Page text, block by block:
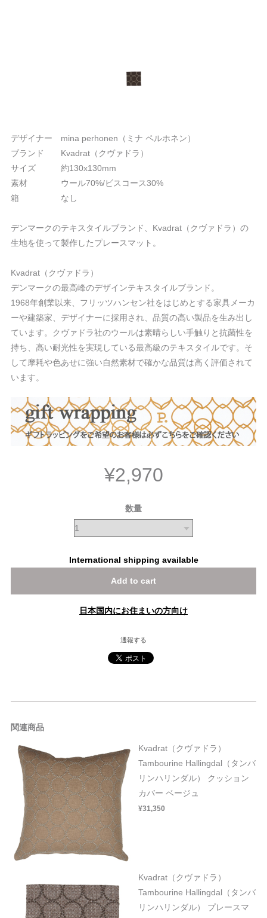
デザイナー mina perhonen（ミナ ペルホネン）
ブランド Kvadrat（クヴァドラ）
サイズ 約130x130mm
素材 ウール70%/ビスコース30%
箱 なし
デンマークのテキスタイルブランド、Kvadrat（クヴァドラ）の
生地を使って製作したプレースマット。
Kvadrat（クヴァドラ）
デンマークの最高峰のデザインテキスタイルブランド。
1968年創業以来、フリッツハンセン社をはじめとする家具メーカ
ーや建築家、デザイナーに採用され、品質の高い製品を生み出し
ています。クヴァドラ社のウールは素晴らしい手触りと抗菌性を
持ち、高い耐光性を実現している最高級のテキスタイルです。そ
して摩耗や色あせに強い自然素材で確かな品質は高く評価されて
います。
¥2,970
数量
International shipping available
Add to cart
日本国内にお住まいの方向け
通報する
関連商品
Kvadrat（クヴァドラ）
Tambourine Hallingdal（タンバ
リンハリンダル） クッション
カバー ベージュ
¥31,350
Kvadrat（クヴァドラ）
Tambourine Hallingdal（タンバ
リンハリンダル） プレースマ